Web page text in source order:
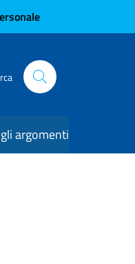
argomenti